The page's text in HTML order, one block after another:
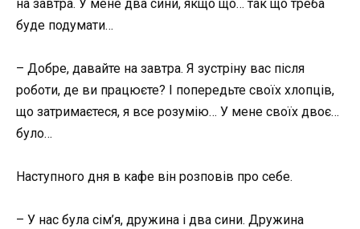
на завтра. У мене два сини, якщо що… так що треба
буде подумати…
– Добре, давайте на завтра. Я зустріну вас після
роботи, де ви працюєте? І попередьте своїх хлопців,
що затримаєтеся, я все розумію… У мене своїх двоє…
було…
Наступного дня в кафе він розповів про себе.
– У нас була сім’я, дружина і два сини. Дружина